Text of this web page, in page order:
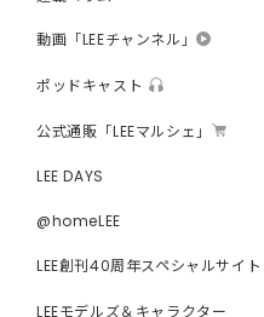
動画「LEEチャンネル」
ポッドキャスト
公式通販「LEEマルシェ」
LEE DAYS
@homeLEE
LEE創刊40周年スペシャルサイト
LEEモデルズ＆キャラクター